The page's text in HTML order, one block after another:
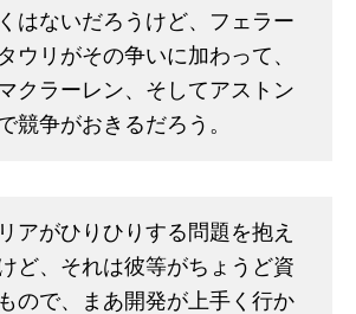
はないだろうけど、フェラー
ウリがその争いに加わって、
クラーレン、そしてアストン
競争がおきるだろう。
アがひりひりする問題を抱え
ど、それは彼等がちょうど資
ので、まあ開発が上手く行か